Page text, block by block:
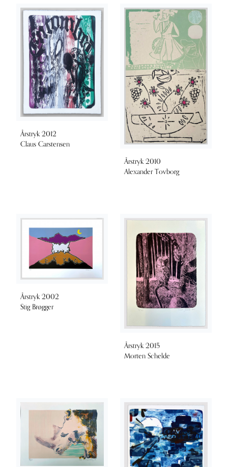
Årstryk 2012
Claus Carstensen
Årstryk 2010
Alexander Tovborg
Årstryk 2002
Stig Brøgger
Årstryk 2015
Morten Schelde